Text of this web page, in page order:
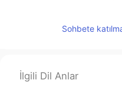
途中曇りまし
Sohbete
İlgili Dil Anlar